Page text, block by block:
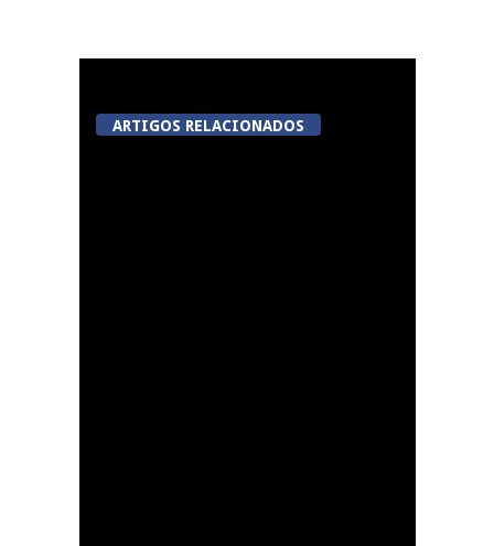
ARTIGOS RELACIONADOS